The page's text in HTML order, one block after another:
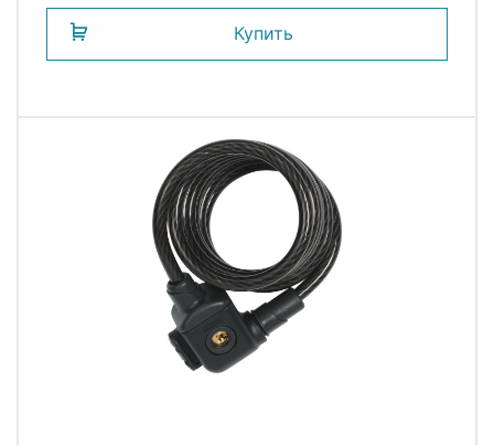
Купить